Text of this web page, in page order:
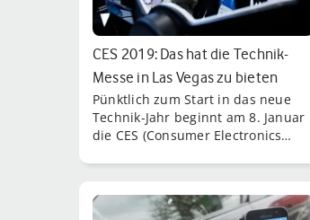
CES 2019: Das hat die Technik-
Messe in Las Vegas zu bieten
Pünktlich zum Start in das neue
Technik-Jahr beginnt am 8. Januar
die CES (Consumer Electronics